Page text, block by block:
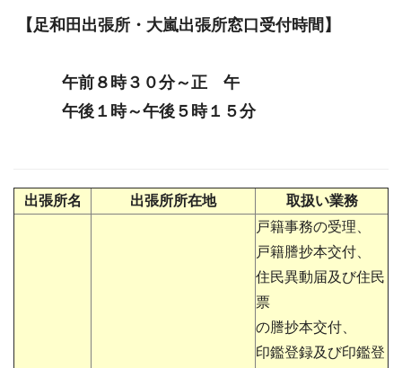
【足和田出張所・大嵐出張所窓口受付時間】
午前８時３０分～正 午
午後１時～午後５時１５分
出張所名 出張所所在地 取扱い業務
戸籍事務の受理、
戸籍謄抄本交付、
住民異動届及び住民
票
の謄抄本交付、
印鑑登録及び印鑑登